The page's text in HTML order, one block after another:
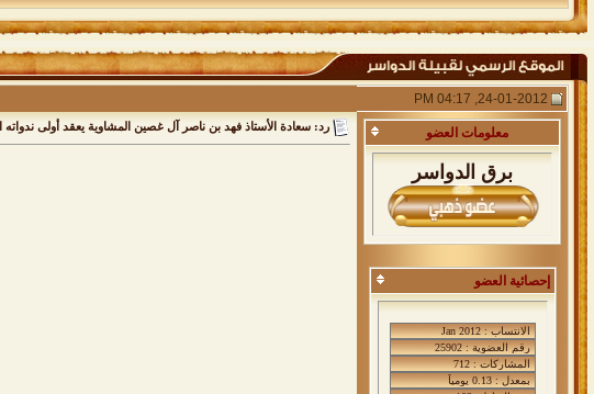
معلومات العضو
برق الدواسر
إحصائية العضو
رد: سعادة الأستاذ فهد بن ناصر آل غصين المشاوية يعقد أولى